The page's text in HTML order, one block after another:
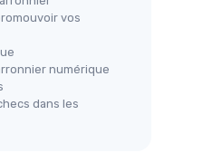
vos
numérique
dans les